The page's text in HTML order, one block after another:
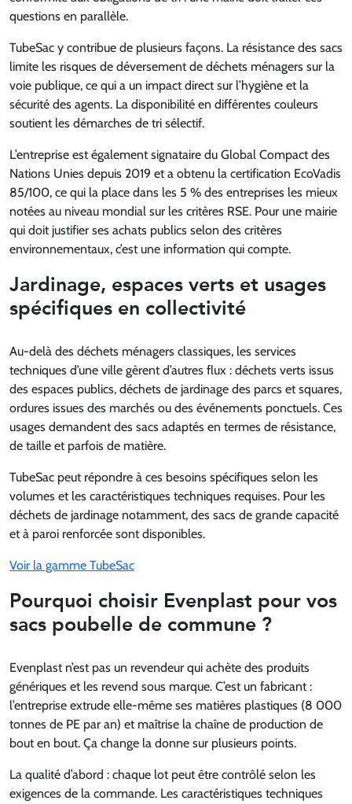
questions en parallèle.
TubeSac y contribue de plusieurs façons. La résistance des sacs
limite les risques de déversement de déchets ménagers sur la
voie publique, ce qui a un impact direct sur l’hygiène et la
sécurité des agents. La disponibilité en différentes couleurs
soutient les démarches de tri sélectif.
L’entreprise est également signataire du Global Compact des
Nations Unies depuis 2019 et a obtenu la certification EcoVadis
85/100, ce qui la place dans les 5 % des entreprises les mieux
notées au niveau mondial sur les critères RSE. Pour une mairie
qui doit justifier ses achats publics selon des critères
environnementaux, c’est une information qui compte.
Jardinage, espaces verts et usages
spécifiques en collectivité
Au-delà des déchets ménagers classiques, les services
techniques d’une ville gèrent d’autres flux : déchets verts issus
des espaces publics, déchets de jardinage des parcs et squares,
ordures issues des marchés ou des événements ponctuels. Ces
usages demandent des sacs adaptés en termes de résistance,
de taille et parfois de matière.
TubeSac peut répondre à ces besoins spécifiques selon les
volumes et les caractéristiques techniques requises. Pour les
déchets de jardinage notamment, des sacs de grande capacité
et à paroi renforcée sont disponibles.
Voir la gamme TubeSac
Pourquoi choisir Evenplast pour vos
sacs poubelle de commune ?
Evenplast n’est pas un revendeur qui achète des produits
génériques et les revend sous marque. C’est un fabricant :
l’entreprise extrude elle-même ses matières plastiques (8 000
tonnes de PE par an) et maîtrise la chaîne de production de
bout en bout. Ça change la donne sur plusieurs points.
La qualité d’abord : chaque lot peut être contrôlé selon les
exigences de la commande. Les caractéristiques techniques